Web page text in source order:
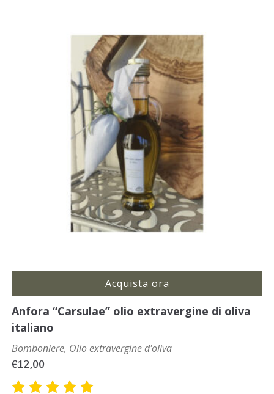
Acquista ora
Anfora “Carsulae” olio extravergine di oliva
italiano
Bomboniere, Olio extravergine d'oliva
€12,00